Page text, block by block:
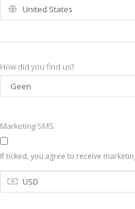
How did you find us?
Marketing SMS
If ticked, you agree to receive